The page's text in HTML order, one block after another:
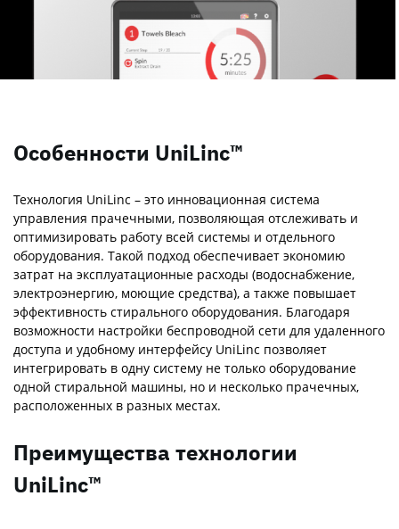
Особенности UniLinc™
Технология UniLinc – это инновационная система
управления прачечными, позволяющая отслеживать и
оптимизировать работу всей системы и отдельного
оборудования. Такой подход обеспечивает экономию
затрат на эксплуатационные расходы (водоснабжение,
электроэнергию, моющие средства), а также повышает
эффективность стирального оборудования. Благодаря
возможности настройки беспроводной сети для удаленного
доступа и удобному интерфейсу UniLinc позволяет
интегрировать в одну систему не только оборудование
одной стиральной машины, но и несколько прачечных,
расположенных в разных местах.
Преимущества технологии
UniLinc™